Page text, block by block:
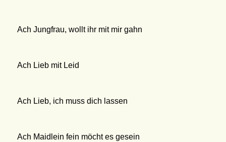
Ach Jungfrau, wollt ihr mit mir gahn
Ach Lieb mit Leid
Ach Lieb, ich muss dich lassen
Ach Maidlein fein möcht es gesein